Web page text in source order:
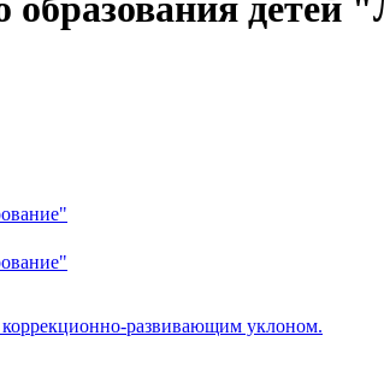
коррекционно-развивающим уклоном.